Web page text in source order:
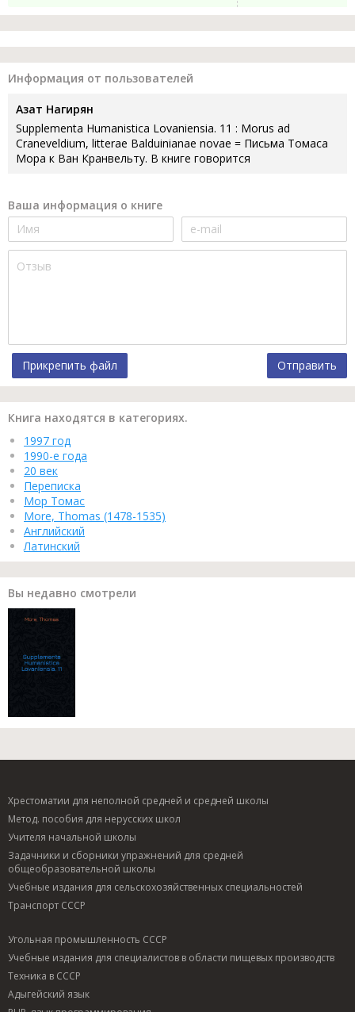
Информация от пользователей
Азат Нагирян
Supplementa Humanistica Lovaniensia. 11 : Morus ad
Craneveldium, litterae Balduinianae novae = Письма Томаса
Мора к Ван Кранвельту. В книге говорится
Ваша информация о книге
Прикрепить файл Отправить
Книга находятся в категориях.
1997 год
1990-е года
20 век
Переписка
Мор Томас
More, Thomas (1478-1535)
Английский
Латинский
Вы недавно смотрели
Хрестоматии для неполной средней и средней школы
Метод. пособия для нерусских школ
Учителя начальной школы
Задачники и сборники упражнений для средней
общеобразовательной школы
Учебные издания для сельскохозяйственных специальностей
Транспорт СССР
Угольная промышленность СССР
Учебные издания для специалистов в области пищевых производств
Техника в СССР
Адыгейский язык